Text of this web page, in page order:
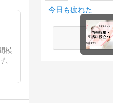
模
、
今日も疲れた